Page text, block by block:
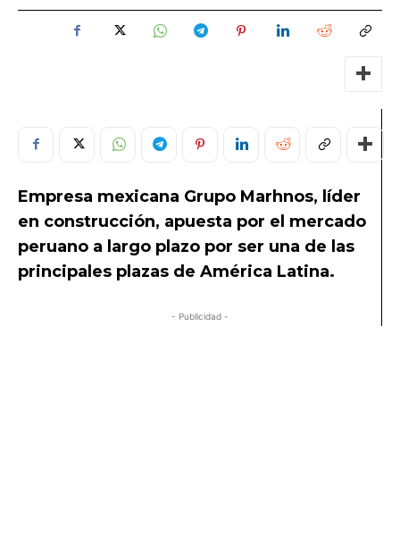
Empresa mexicana Grupo Marhnos, líder
en construcción, apuesta por el mercado
peruano a largo plazo por ser una de las
principales plazas de América Latina.
- Publicidad -